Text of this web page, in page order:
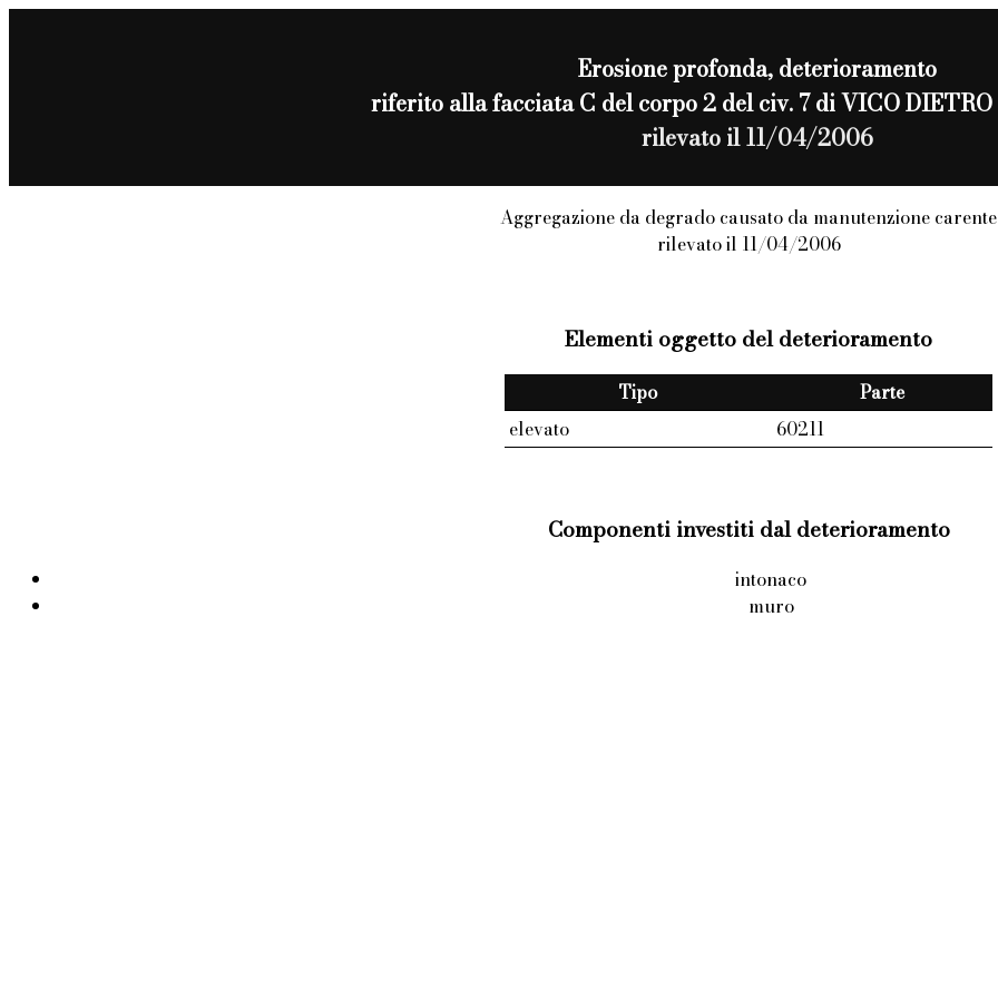
Erosione profonda, deterioramento
riferito alla facciata C del corpo 2 del civ. 7 di VICO DIETRO
rilevato il 11/04/2006
Aggregazione da degrado causato da manutenzione carente
rilevato il 11/04/2006
Elementi oggetto del deterioramento
Tipo
Parte
elevato
60211
Componenti investiti dal deterioramento
intonaco
muro